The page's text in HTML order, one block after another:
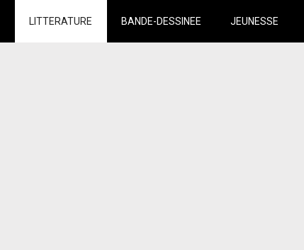
LITTERATURE BANDE-DESSINEE JEUNESSE